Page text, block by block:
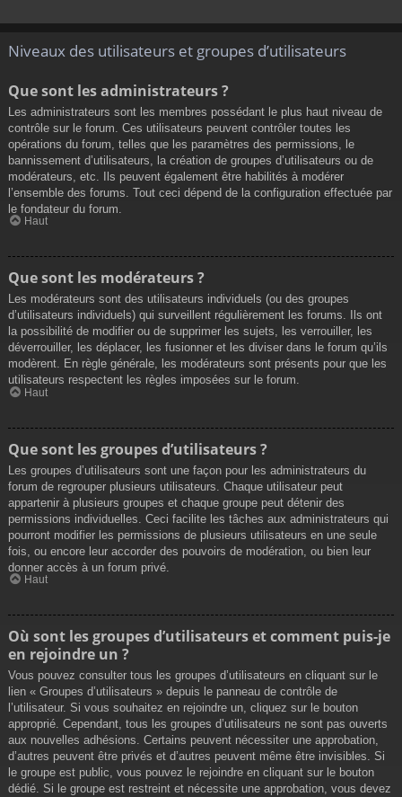
Niveaux des utilisateurs et groupes d’utilisateurs
Que sont les administrateurs ?
Les administrateurs sont les membres possédant le plus haut niveau de
contrôle sur le forum. Ces utilisateurs peuvent contrôler toutes les
opérations du forum, telles que les paramètres des permissions, le
bannissement d’utilisateurs, la création de groupes d’utilisateurs ou de
modérateurs, etc. Ils peuvent également être habilités à modérer
l’ensemble des forums. Tout ceci dépend de la configuration effectuée par
le fondateur du forum.
Haut
Que sont les modérateurs ?
Les modérateurs sont des utilisateurs individuels (ou des groupes
d’utilisateurs individuels) qui surveillent régulièrement les forums. Ils ont
la possibilité de modifier ou de supprimer les sujets, les verrouiller, les
déverrouiller, les déplacer, les fusionner et les diviser dans le forum qu’ils
modèrent. En règle générale, les modérateurs sont présents pour que les
utilisateurs respectent les règles imposées sur le forum.
Haut
Que sont les groupes d’utilisateurs ?
Les groupes d’utilisateurs sont une façon pour les administrateurs du
forum de regrouper plusieurs utilisateurs. Chaque utilisateur peut
appartenir à plusieurs groupes et chaque groupe peut détenir des
permissions individuelles. Ceci facilite les tâches aux administrateurs qui
pourront modifier les permissions de plusieurs utilisateurs en une seule
fois, ou encore leur accorder des pouvoirs de modération, ou bien leur
donner accès à un forum privé.
Haut
Où sont les groupes d’utilisateurs et comment puis-je
en rejoindre un ?
Vous pouvez consulter tous les groupes d’utilisateurs en cliquant sur le
lien « Groupes d’utilisateurs » depuis le panneau de contrôle de
l’utilisateur. Si vous souhaitez en rejoindre un, cliquez sur le bouton
approprié. Cependant, tous les groupes d’utilisateurs ne sont pas ouverts
aux nouvelles adhésions. Certains peuvent nécessiter une approbation,
d’autres peuvent être privés et d’autres peuvent même être invisibles. Si
le groupe est public, vous pouvez le rejoindre en cliquant sur le bouton
dédié. Si le groupe est restreint et nécessite une approbation, vous devez